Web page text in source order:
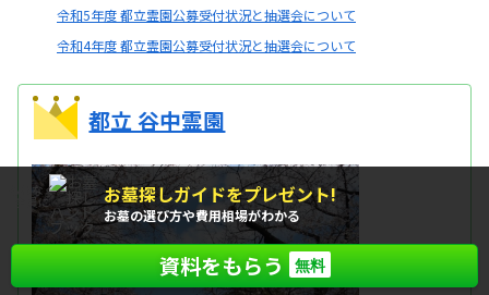
令和5年度 都立霊園公募受付状況と抽選会について
令和4年度 都立霊園公募受付状況と抽選会について
都立 谷中霊園
もれなく
全員に お墓探しガイドをプレゼント!
お墓の選び方や費用相場がわかる
資料をもらう 無料